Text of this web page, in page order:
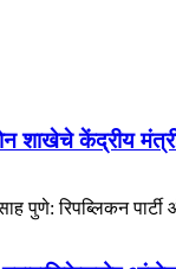
शाखेचे केंद्रीय
पुणे: रिपब्लिकन